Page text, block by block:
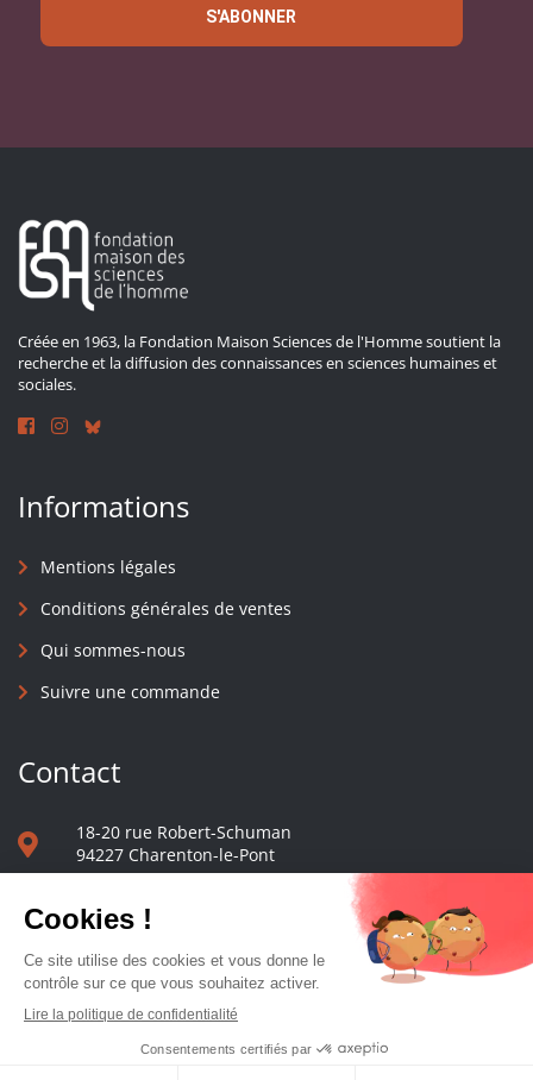
S'ABONNER
Créée en 1963, la Fondation Maison Sciences de l'Homme soutient la
recherche et la diffusion des connaissances en sciences humaines et
sociales.
Informations
Mentions légales
Conditions générales de ventes
Qui sommes-nous
Suivre une commande
Contact
18-20 rue Robert-Schuman
94227 Charenton-le-Pont